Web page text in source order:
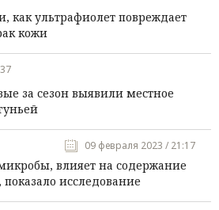
как ультрафиолет повреждает
кожи
за сезон выявили местное
09 февраля 2023 / 21:17
влияет на содержание
показало исследование